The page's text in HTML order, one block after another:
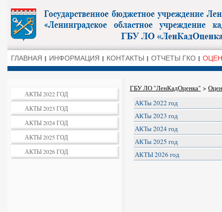
ГЛАВНАЯ ИНФОРМАЦИЯ КОНТАКТЫ ОТЧЕТЫ ГКО
АКТЫ 2022 ГОД
АКТЫ 2023 ГОД
АКТЫ 2024 ГОД
АКТЫ 2025 ГОД
АКТЫ 2026 ГОД
ГБУ ЛО "ЛенКадОценка" >
АКТы 2022 год
АКТы 2023 год
АКТы 2024 год
АКТы 2025 год
АКТЫ 2026 год